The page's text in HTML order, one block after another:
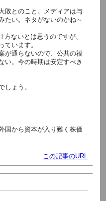
敗とのこと。メディアは与
たい。ネタがないのかね～
ないとは思うのですが、
ています。
が通らないので、公共の福
い。今の時期は安定すべき
しょう。
国から資本が入り難く株価
この記事のURL